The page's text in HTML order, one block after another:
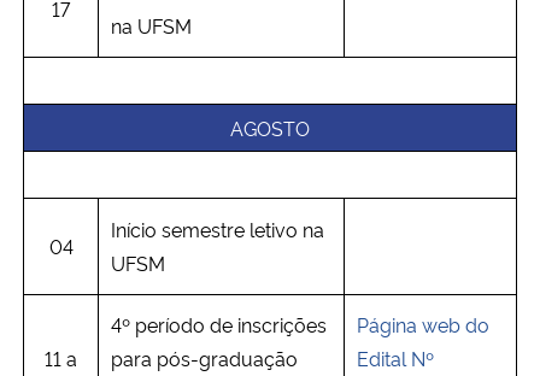
17
na UFSM
AGOSTO
04
Início semestre letivo na
UFSM
11 a
4º período de inscrições
para pós-graduação
Página web do
Edital Nº